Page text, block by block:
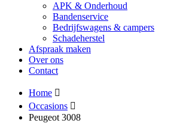
APK & Onderhoud
Bandenservice
Bedrijfswagens & campers
Schadeherstel
Afspraak maken
Over ons
Contact
Home
Occasions
Peugeot 3008